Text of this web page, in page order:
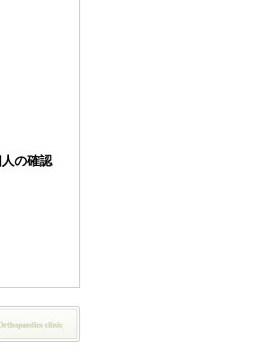
の確認